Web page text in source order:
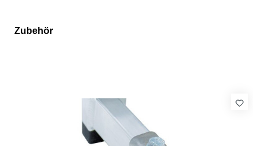
Produktgalerie überspringen
Zubehör